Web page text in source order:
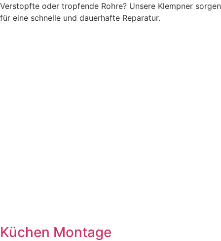
Verstopfte oder tropfende Rohre? Unsere Klempner sorgen
für eine schnelle und dauerhafte Reparatur.
Küchen Montage